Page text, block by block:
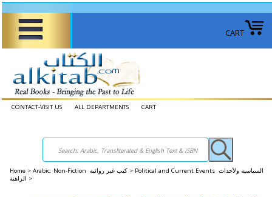
CART
CONTACT-VISIT US ALL DEPARTMENTS CART
Home > Arabic: Non-Fiction كتب غير روائية > Political and Current Events السياسية ولأحداث
الراهنة >